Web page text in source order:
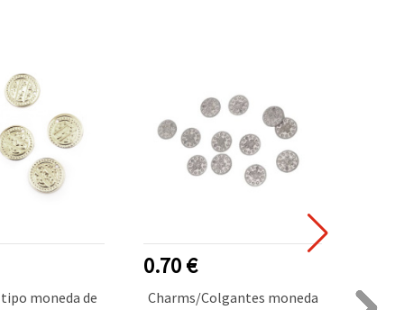
moneda de
0.70 €
Charms/Colgantes moneda